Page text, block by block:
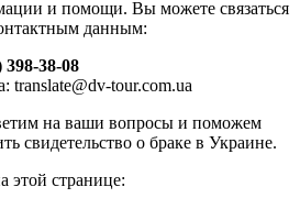
и помощи. Вы можете связаться
данным:
398-38-08
translate@dv-tour.com.ua
на ваши вопросы и поможем
свидетельство о браке в Украине.
странице: